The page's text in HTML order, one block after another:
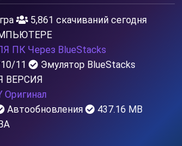
5,861 скачиваний сегодня
ПК Через BlueStacks
11
Эмулятор BlueStacks
ВЕРСИЯ
Оригинал
Автообновления
437.16 MB